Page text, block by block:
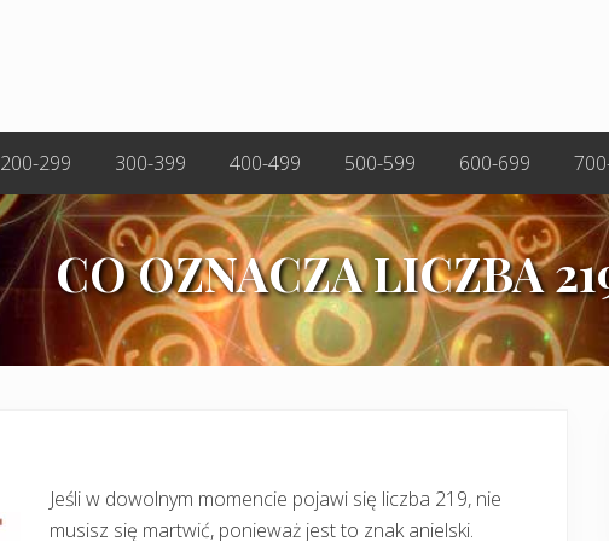
200-299 300-399 400-499 500-599 600-699
CO OZNACZA LICZBA
Jeśli w dowolnym momencie pojawi się liczba 219, nie
musisz się martwić, ponieważ jest to znak anielski.